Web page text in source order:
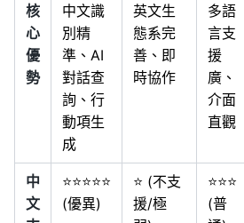
核
心
優
勢
中文識
別精
準、AI
對話查
詢、行
動項生
成
英文生
態系完
善、即
時協作
多語
言支
援
廣、
介面
直觀
中
文
⭐⭐⭐⭐⭐
(優異)
⭐ (不支
援/極
⭐⭐⭐
(普